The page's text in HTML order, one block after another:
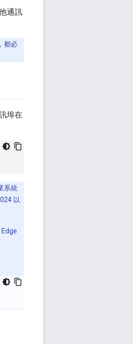
通訊
都必
埠在
系統
以